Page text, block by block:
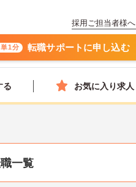
採用ご担当者様へ
1分 転職サポートに申し込む
る お気に入り求人
一覧